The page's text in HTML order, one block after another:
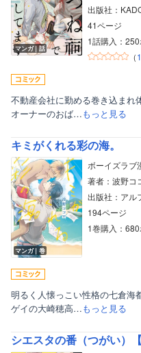
マンガ｜話
出版社：
41ページ
1話購入：250
（1
不動産会社に勤める巻き込まれ
オーナーのおば…もっと見る
キミがくれる彩の海。
マンガ｜巻
ボーイズラブ
著者：波野コ
出版社：アル
194ページ
1巻購入：680
明るく人懐っこい性格の七倉海
ゲイの大崎穂高…もっと見る
シエスタの番（つがい）